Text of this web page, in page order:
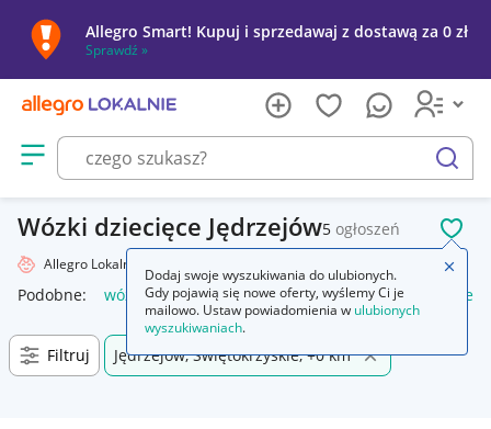
Allegro Smart! Kupuj i sprzedawaj z dostawą za 0 zł
Sprawdź »
Otwórz menu z kategoriami
szukaj
Wózki dziecięce Jędrzejów5 ogłoszeń
Allegro Lokalnie
Podobne: wózki wózki do bramy przesuwnej wózki
Filtruj Jędrzejów, Świętokrzyskie, +0 km
Dodaj swoje wyszukiwania do ulubionych.
Gdy pojawią się nowe oferty, wyślemy Ci je
mailowo. Ustaw powiadomienia w ulubionych
wyszukiwaniach.